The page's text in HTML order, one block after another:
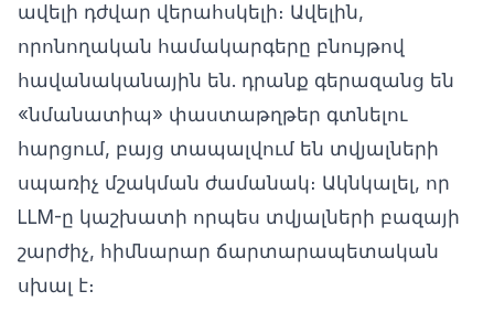
ավելի դժվար վերահսկելի։ Ավելին,
որոնողական համակարգերը բնույթով
հավանականային են. դրանք գերազանց են
«նմանատիպ» փաստաթղթեր գտնելու
հարցում, բայց տապալվում են տվյալների
սպառիչ մշակման ժամանակ։ Ակնկալել, որ
LLM-ը կաշխատի որպես տվյալների բազայի
շարժիչ, հիմնարար ճարտարապետական
սխալ է։